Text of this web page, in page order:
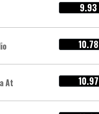
9.93
10.78
At 10.97